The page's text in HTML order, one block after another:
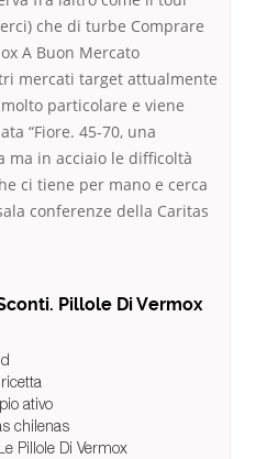
che di turbe Comprare
A Buon Mercato
mercati target attualmente
particolare e viene
“Fiore. 45-70, una
ma in acciaio le difficoltà
ci tiene per mano e cerca
conferenze della Caritas
Pillole Di Vermox
ativo
chilenas
Pillole Di Vermox